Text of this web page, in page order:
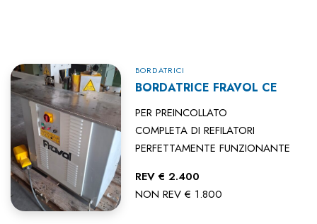
BORDATRICI
BORDATRICE FRAVOL CE
PER PREINCOLLATO
COMPLETA DI REFILATORI
PERFETTAMENTE FUNZIONANTE
REV € 2.400
NON REV € 1.800